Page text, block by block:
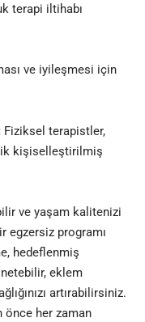
terapi iltihabı
ve iyileşmesi için
Fiziksel terapistler,
kişiselleştirilmiş
ve yaşam kalitenizi
egzersiz programı
hedeflenmiş
eklem
artırabilirsiniz.
önce her zaman